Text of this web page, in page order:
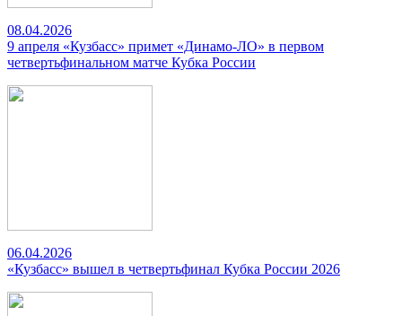
08.04.2026
9 апреля «Кузбасс» примет «Динамо-ЛО» в первом
четвертьфинальном матче Кубка России
06.04.2026
«Кузбасс» вышел в четвертьфинал Кубка России 2026